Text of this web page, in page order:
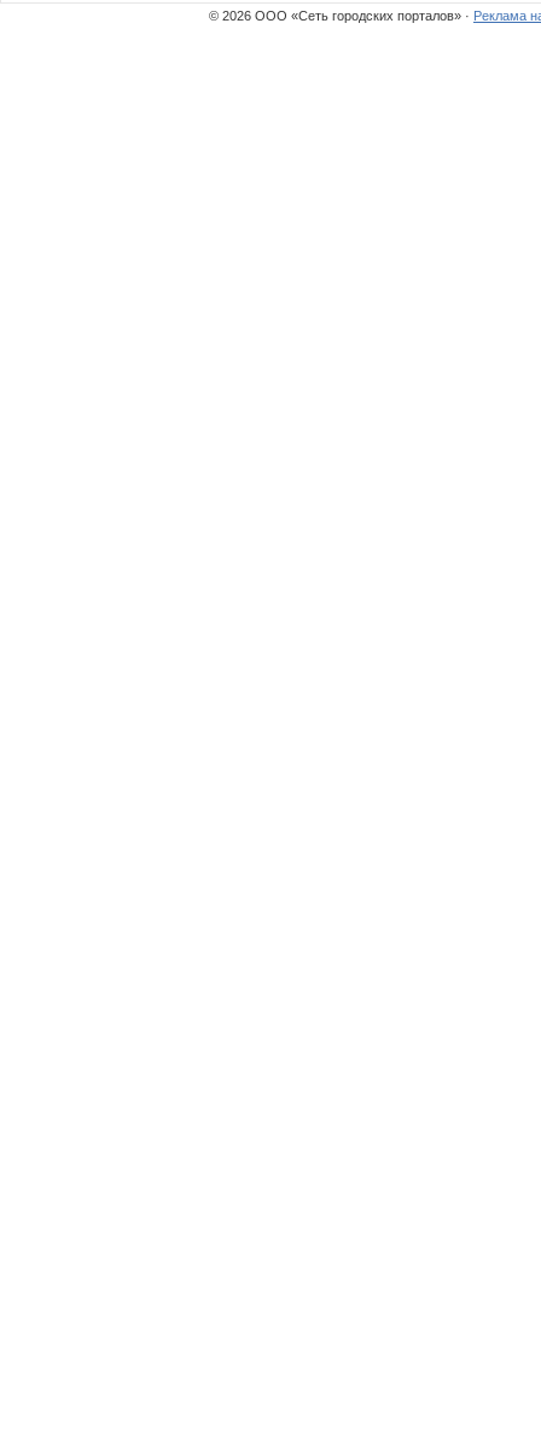
© 2026 ООО «Сеть городских порталов» · Реклама